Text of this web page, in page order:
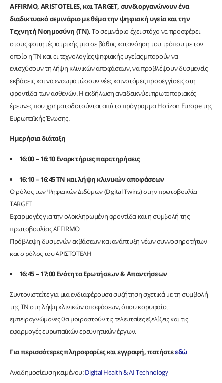
AFFIRMO, ARISTOTELES, και TARGET, συνδιοργανώνουν ένα
διαδικτυακό σεμινάριο με θέμα την ψηφιακή υγεία και την
Τεχνητή Νοημοσύνη (ΤΝ).Το σεμινάριο έχει στόχο να προσφέρει
στους φοιτητές ιατρικής μια σε βάθος κατανόηση του τρόπου με τον
οποίο η ΤΝ και οι τεχνολογίες ψηφιακής υγείας μπορούν να
ενισχύσουν τη λήψη κλινικών αποφάσεων, να προβλέψουν δυσμενείς
εκβάσεις και να ενσωματώσουν νέες καινοτόμες προσεγγίσεις στη
φροντίδα των ασθενών. Η εκδήλωση αναδεικνύει πρωτοποριακές
έρευνες που χρηματοδοτούνται από το πρόγραμμα Horizon Europe της
Ευρωπαϊκής Ένωσης.
Ημερήσια διάταξη
16:00 – 16:10 Εναρκτήριες παρατηρήσεις
16:10 – 16:45 ΤΝ και λήψη κλινικών αποφάσεων
Ο ρόλος των Ψηφιακών Διδύμων (Digital Twins) στην πρωτοβουλία
TARGET
Εφαρμογές για την ολοκληρωμένη φροντίδα και η συμβολή της
πρωτοβουλίας AFFIRMO
Πρόβλεψη δυσμενών εκβάσεων και ανάπτυξη νέων συννοσηροτήτων
και ο ρόλος του ΑΡΙΣΤΟΤΕΛΗ
16:45 – 17:00 Ενότητα Ερωτήσεων & Απαντήσεων
Συντονιστείτε για μια ενδιαφέρουσα συζήτηση σχετικά με τη συμβολή
της ΤΝ στη λήψη κλινικών αποφάσεων, όπου κορυφαίοι
εμπειρογνώμονες θα μοιραστούν τις τελευταίες εξελίξεις και τις
εφαρμογές ευρωπαϊκών ερευνητικών έργων.
Για περισσότερες πληροφορίες και εγγραφή, πατήστεεδώ
Αναδημοσίευση κειμένου:Digital Health & AI Technology